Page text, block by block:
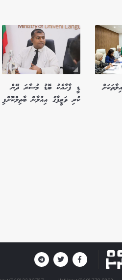
ޑީ ފާހާއެކު ބޮޑު މުސާރަ ދޭން
ކުރި ވަޒީފާގެ އިއުލާން ބާތިލްކޮށްފި